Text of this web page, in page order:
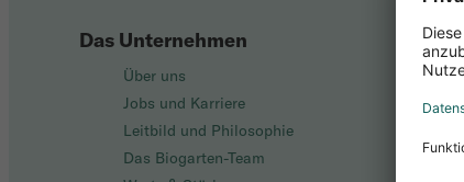
Das Unternehmen
Über uns
Jobs und Karriere
Leitbild und Philosophie
Das Biogarten-Team